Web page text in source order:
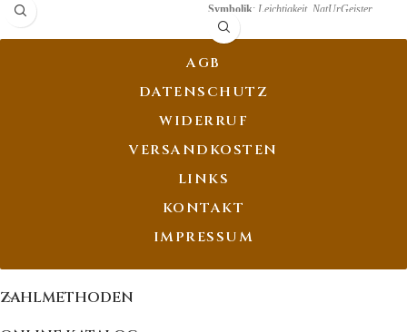
Symbolik
NatUrVerbundenheit
Symbolik: Leichtigkeit, NatUrGeister
AGB
DATENSCHUTZ
WIDERRUF
VERSANDKOSTEN
LINKS
KONTAKT
IMPRESSUM
ZAHLMETHODEN